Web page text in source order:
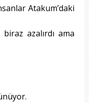
Atakum’daki
azalırdı ama